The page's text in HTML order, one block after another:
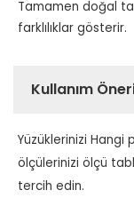
Tamamen doğal
farklılıklar gösterir.
Kullanım
Yüzüklerinizi Hangi
ölçülerinizi ölçü
tercih edin.